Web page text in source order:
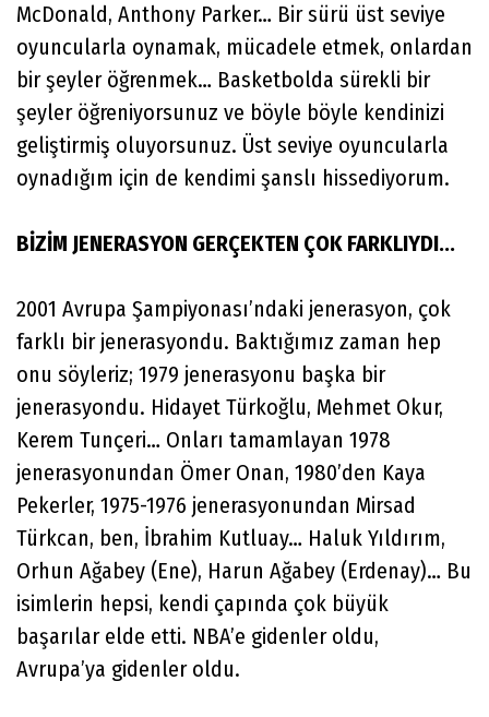
McDonald, Anthony Parker… Bir sürü üst seviye
oyuncularla oynamak, mücadele etmek, onlardan
bir şeyler öğrenmek… Basketbolda sürekli bir
şeyler öğreniyorsunuz ve böyle böyle kendinizi
geliştirmiş oluyorsunuz. Üst seviye oyuncularla
oynadığım için de kendimi şanslı hissediyorum.
BİZİM JENERASYON GERÇEKTEN ÇOK FARKLIYDI...
2001 Avrupa Şampiyonası’ndaki jenerasyon, çok
farklı bir jenerasyondu. Baktığımız zaman hep
onu söyleriz; 1979 jenerasyonu başka bir
jenerasyondu. Hidayet Türkoğlu, Mehmet Okur,
Kerem Tunçeri… Onları tamamlayan 1978
jenerasyonundan Ömer Onan, 1980’den Kaya
Pekerler, 1975-1976 jenerasyonundan Mirsad
Türkcan, ben, İbrahim Kutluay… Haluk Yıldırım,
Orhun Ağabey (Ene), Harun Ağabey (Erdenay)… Bu
isimlerin hepsi, kendi çapında çok büyük
başarılar elde etti. NBA’e gidenler oldu,
Avrupa’ya gidenler oldu.